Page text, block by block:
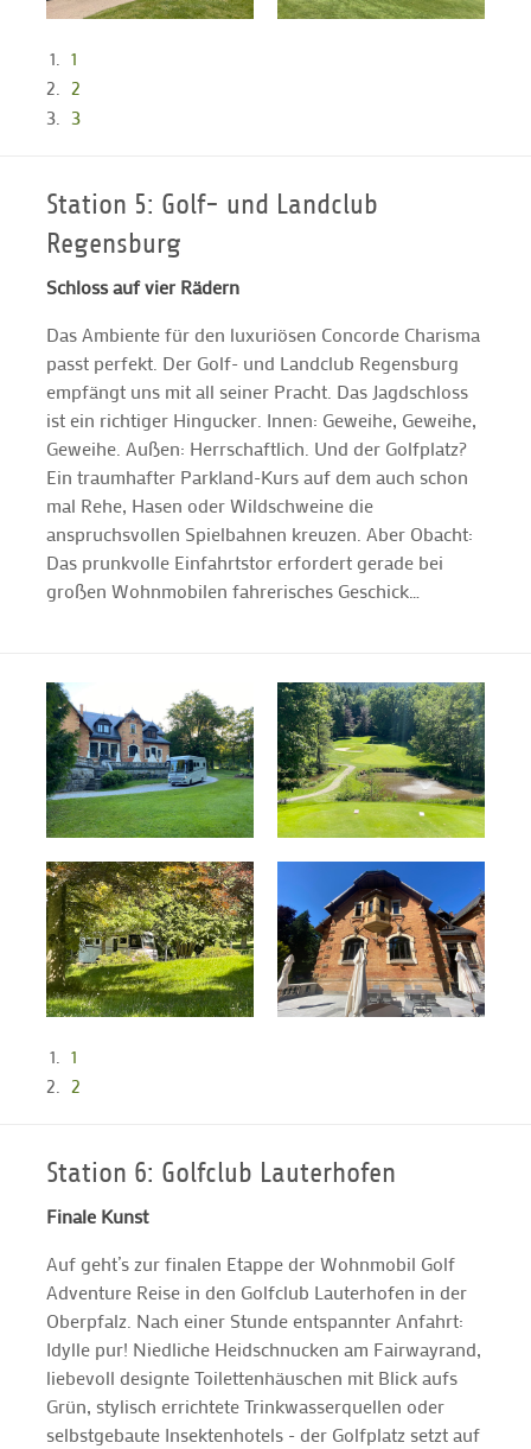
1
2
3
Station 5: Golf- und Landclub
Regensburg
Schloss auf vier Rädern
Das Ambiente für den luxuriösen Concorde Charisma
passt perfekt. Der Golf- und Landclub Regensburg
empfängt uns mit all seiner Pracht. Das Jagdschloss
ist ein richtiger Hingucker. Innen: Geweihe, Geweihe,
Geweihe. Außen: Herrschaftlich. Und der Golfplatz?
Ein traumhafter Parkland-Kurs auf dem auch schon
mal Rehe, Hasen oder Wildschweine die
anspruchsvollen Spielbahnen kreuzen. Aber Obacht:
Das prunkvolle Einfahrtstor erfordert gerade bei
großen Wohnmobilen fahrerisches Geschick…
1
2
Station 6: Golfclub Lauterhofen
Finale Kunst
Auf geht’s zur finalen Etappe der Wohnmobil Golf
Adventure Reise in den Golfclub Lauterhofen in der
Oberpfalz. Nach einer Stunde entspannter Anfahrt:
Idylle pur! Niedliche Heidschnucken am Fairwayrand,
liebevoll designte Toilettenhäuschen mit Blick aufs
Grün, stylisch errichtete Trinkwasserquellen oder
selbstgebaute Insektenhotels - der Golfplatz setzt auf